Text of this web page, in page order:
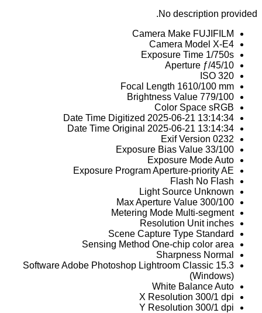
No description provided.
Camera Make FUJIFILM
Camera Model X-E4
Exposure Time 1/750s
Aperture ƒ/45/10
ISO 320
Focal Length 1610/100 mm
Brightness Value 779/100
Color Space sRGB
Date Time Digitized 2025-06-21 13:14:34
Date Time Original 2025-06-21 13:14:34
Exif Version 0232
Exposure Bias Value 33/100
Exposure ModeAuto
Exposure ProgramAperture-priority AE
Flash No Flash
Light Source Unknown
Max Aperture Value 300/100
Metering Mode Multi-segment
Resolution Unit inches
Scene Capture Type Standard
Sensing Method One-chip color area
Sharpness Normal
SoftwareAdobe Photoshop Lightroom Classic 15.3
(Windows)
White BalanceAuto
X Resolution 300/1 dpi
Y Resolution 300/1 dpi